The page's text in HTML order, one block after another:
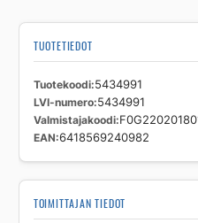
TUOTETIEDOT
Tuotekoodi 5434991
LVI-numero 5434991
Valmistajakoodi
EAN 6418569240982
TOIMITTAJAN TIEDOT